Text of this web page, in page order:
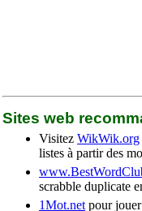
Sites web
Visitez WikWik.org
listes à partir des
scrabble duplicate
1Mot.net pour